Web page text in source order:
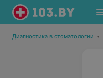
Диагностика в стоматологии •